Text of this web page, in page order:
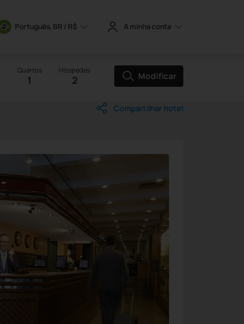
Português, BR / R$ A minha conta
Quartos
1
Hóspedes
2 Modificar
Compartilhar hotel